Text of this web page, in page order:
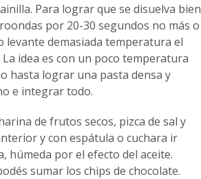
Para lograr que se disuelva bien
por 20-30 segundos no más o
levante demasiada temperatura el
idea es con un poco temperatura
hasta lograr una pasta densa y
e integrar todo.
de frutos secos, pizca de sal y
y con espátula o cuchara ir
húmeda por el efecto del aceite.
sumar los chips de chocolate.